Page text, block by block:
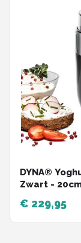
DYNA®
Zwart -
€ 229,95